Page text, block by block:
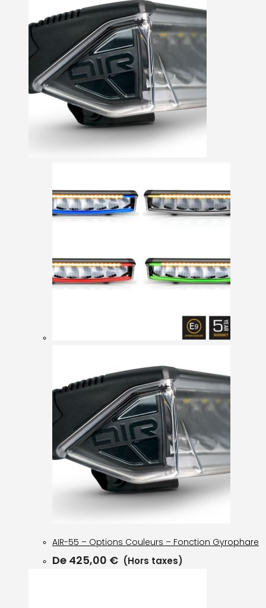
AIR-55 – Options Couleurs – Fonction Gyrophare
De 425,00 € (Hors taxes)